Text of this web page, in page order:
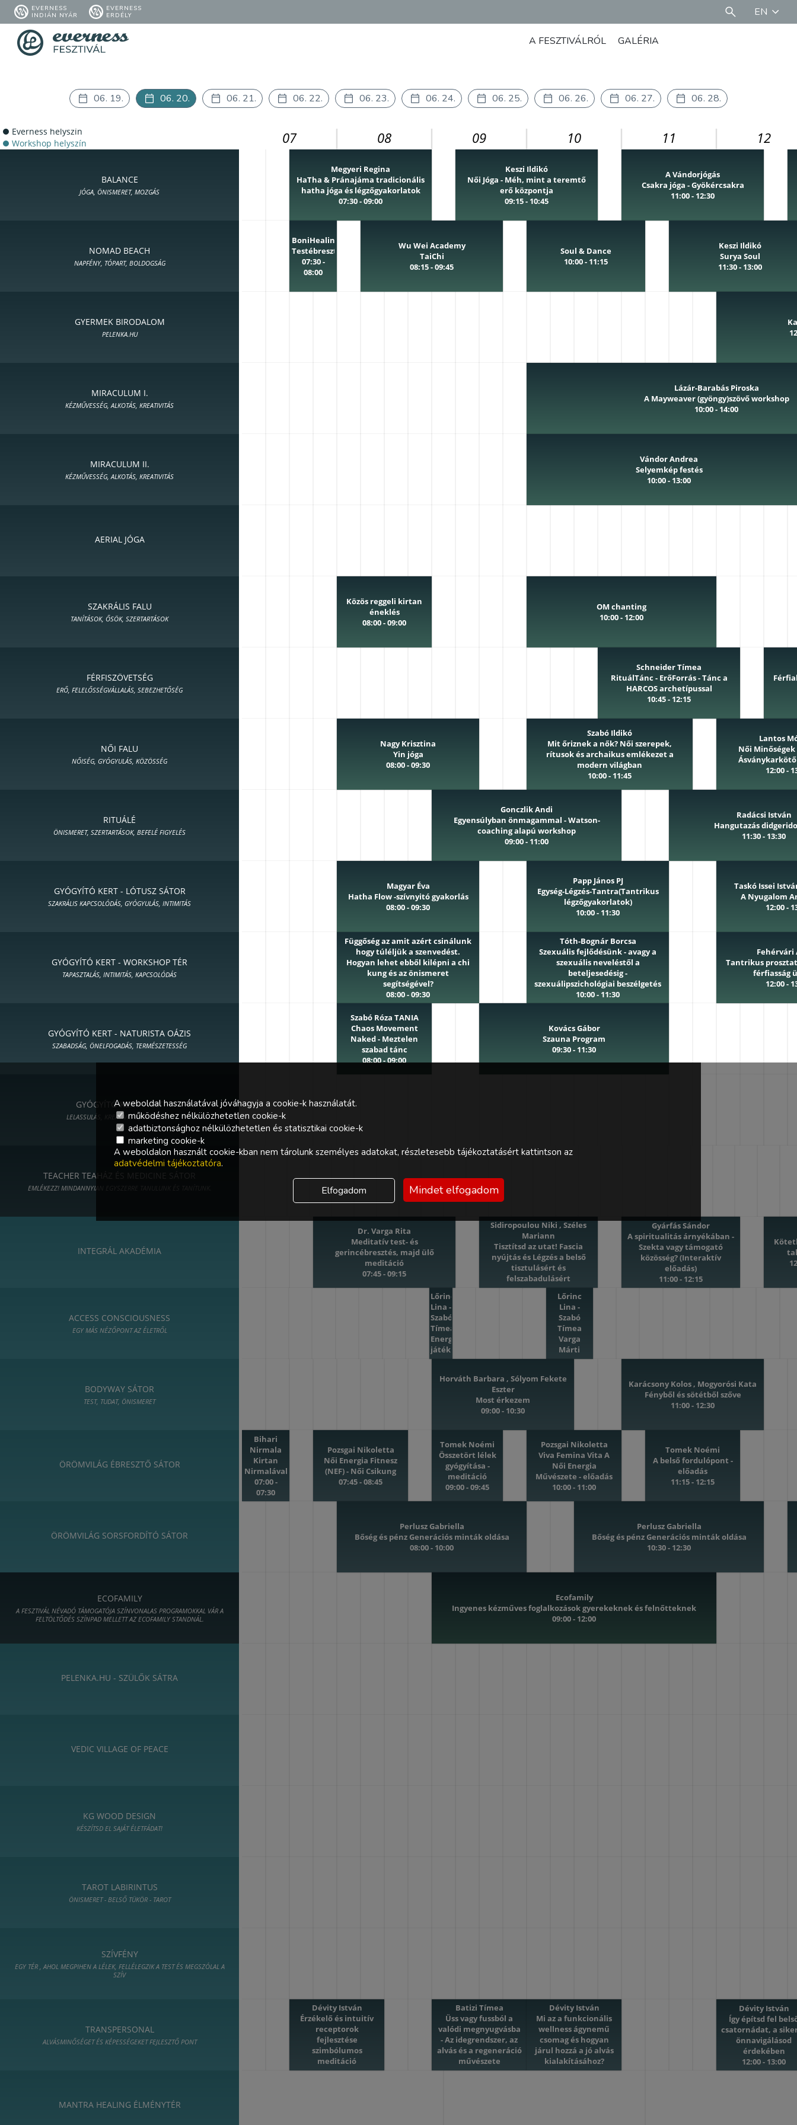
EVERNESS
INDIÁN NYÁR
EVERNESS
ERDÉLY
EN
A FESZTIVÁLRÓL GALÉRIA
06. 19. 06. 20. 06. 21. 06. 22. 06. 23. 06. 24. 06. 25. 06. 26. 06. 27. 06. 28.
Everness helyszín
Workshop helyszín
BALANCE
JÓGA, ÖNISMERET, MOZGÁS
NOMAD BEACH
NAPFÉNY, TÓPART, BOLDOGSÁG
GYERMEK BIRODALOM
PELENKA.HU
MIRACULUM I.
KÉZMŰVESSÉG, ALKOTÁS, KREATIVITÁS
MIRACULUM II.
KÉZMŰVESSÉG, ALKOTÁS, KREATIVITÁS
AERIAL JÓGA
SZAKRÁLIS FALU
TANÍTÁSOK, ŐSÖK, SZERTARTÁSOK
FÉRFISZÖVETSÉG
ERŐ, FELELŐSSÉGVÁLLALÁS, SEBEZHETŐSÉG
NŐI FALU
NŐISÉG, GYÓGYULÁS, KÖZÖSSÉG
RITUÁLÉ
ÖNISMERET, SZERTARTÁSOK, BEFELÉ FIGYELÉS
GYÓGYÍTÓ KERT - LÓTUSZ SÁTOR
SZAKRÁLIS KAPCSOLÓDÁS, GYÓGYULÁS, INTIMITÁS
GYÓGYÍTÓ KERT - WORKSHOP TÉR
TAPASZTALÁS, INTIMITÁS, KAPCSOLÓDÁS
GYÓGYÍTÓ KERT - NATURISTA OÁZIS
SZABADSÁG, ÖNELFOGADÁS, TERMÉSZETESSÉG
GYÓGYÍTÓ KERT - ART
LELASSULÁS, KREATIVITÁS, MŰVÉSZET
TEACHER TEAHÁZ ÉS MEDICINE SÁTOR
EMLÉKEZZ! MINDANNYIAN EGYSZERRE TANULUNK ÉS TANÍTUNK.
INTEGRÁL AKADÉMIA
ACCESS CONSCIOUSNESS
EGY MÁS NÉZŐPONT AZ ÉLETRŐL
BODYWAY SÁTOR
TEST, TUDAT, ÖNISMERET
ÖRÖMVILÁG ÉBRESZTŐ SÁTOR
ÖRÖMVILÁG SORSFORDÍTÓ SÁTOR
ECOFAMILY
A FESZTIVÁL NÉVADÓ TÁMOGATÓJA SZÍNVONALAS PROGRAMOKKAL VÁR A
FELTÖLTŐDÉS SZÍNPAD MELLETT AZ ECOFAMILY STANDNÁL.
PELENKA.HU - SZÜLŐK SÁTRA
VEDIC VILLAGE OF PEACE
KG WOOD DESIGN
KÉSZÍTSD EL SAJÁT ÉLETFÁDAT!
TAROT LABIRINTUS
ÖNISMERET - BELSŐ TÜKÖR - TAROT
SZÍVFÉNY
EGY TÉR , AHOL MEGPIHEN A LÉLEK, FELLÉLEGZIK A TEST ÉS MEGSZÓLAL A
SZÍV
TRANSPERSONAL
ALVÁSMINŐSÉGET ÉS KÉPESSÉGEKET FEJLESZTŐ PONT
MANTRA HEALING ÉLMÉNYTÉR
07 08 09 10 11 12
Megyeri Regina
HaTha & Pránajáma tradicionális
hatha jóga és légzőgyakorlatok
07:30 - 09:00
Keszi Ildikó
Női Jóga - Méh, mint a teremtő
erő központja
09:15 - 10:45
A Vándorjógás
Csakra jóga - Gyökércsakra
11:00 - 12:30
BoniHealing
Testébresztés
07:30 -
08:00
Wu Wei Academy
TaiChi
08:15 - 09:45
Soul & Dance
10:00 - 11:15
Keszi Ildikó
Surya Soul
11:30 - 13:00
Lázár-Barabás Piroska
A Mayweaver (gyöngy)szövő workshop
10:00 - 14:00
Vándor Andrea
Selyemkép festés
10:00 - 13:00
Közös reggeli kirtan
éneklés
08:00 - 09:00
OM chanting
10:00 - 12:00
Schneider Tímea
RituálTánc - ErőForrás - Tánc a
HARCOS archetípussal
10:45 - 12:15
Nagy Krisztina
Yin jóga
08:00 - 09:30
Szabó Ildikó
Mit őriznek a nők? Női szerepek,
rítusok és archaikus emlékezet a
modern világban
10:00 - 11:45
Lantos
Női
12:00 -
Gonczlik Andi
Egyensúlyban önmagammal - Watson-
coaching alapú workshop
09:00 - 11:00
Radácsi István
Hangutazás
11:30 - 13:30
Magyar Éva
Hatha Flow -szívnyitó gyakorlás
08:00 - 09:30
Papp János PJ
Egység-Légzés-Tantra(Tantrikus
légzőgyakorlatok)
10:00 - 11:30
Taskó Issei
A Nyugalom
12:00 -
Függőség az amit azért csinálunk
hogy túléljük a szenvedést.
Hogyan lehet ebből kilépni a chi
kung és az önismeret
segítségével?
08:00 - 09:30
Tóth-Bognár Borcsa
Szexuális fejlődésünk - avagy a
szexuális neveléstől a
beteljesedésig -
szexuálipszichológiai beszélgetés
10:00 - 11:30
Fehérvári
Tantrikus
férfiasság
12:00 -
Szabó Róza TANIA
Chaos Movement
Naked - Meztelen
szabad tánc
08:00 - 09:00
Kovács Gábor
Szauna Program
09:30 - 11:30
Dr. Varga Rita
Meditatív test- és
gerincébresztés, majd ülő
meditáció
07:45 - 09:15
Sidiropoulou Niki , Széles
Mariann
Tisztítsd az utat! Fascia
nyújtás és Légzés a belső
tisztulásért és
felszabadulásért
(Sajátélményű workshop)
09:30 - 10:45
Gyárfás Sándor
A spiritualitás árnyékában -
Szekta vagy támogató
közösség? (Interaktív
előadás)
11:00 - 12:15
Lőrinc
Lina -
Szabó
Tímea
Energia
játék
09:00
Lőrinc
Lina -
Szabó
Tímea
Varga
Márti
Varázslatos
Csoportos
Horváth Barbara , Sólyom Fekete
Eszter
Most érkezem
09:00 - 10:30
Karácsony Kolos , Mogyorósi Kata
Fényből és sötétből szőve
11:00 - 12:30
Bihari
Nirmala
Kirtan
Nirmalával
07:00 -
07:30
Pozsgai Nikoletta
Női Energia Fitnesz
(NEF) - Női Csikung
07:45 - 08:45
Tomek Noémi
Összetört lélek
gyógyítása -
meditáció
09:00 - 09:45
Pozsgai Nikoletta
Viva Femina Vita A
Női Energia
Művészete - előadás
10:00 - 11:00
Tomek Noémi
A belső fordulópont -
előadás
11:15 - 12:15
Perlusz Gabriella
Bőség és pénz Generációs minták oldása
08:00 - 10:00
Perlusz Gabriella
Bőség és pénz Generációs minták oldása
10:30 - 12:30
Ecofamily
Ingyenes kézműves foglalkozások gyerekeknek és felnőtteknek
09:00 - 12:00
Dévity István
Érzékelő és intuitív
receptorok
fejlesztése
szimbólumos
meditáció
07:30 - 08:30
Batizi Tímea
Üss vagy fussból a
valódi megnyugvásba
- Az idegrendszer, az
alvás és a regeneráció
művészete
09:00 - 10:00
Dévity István
Mi az a funkcionális
wellness ágynemű
csomag és hogyan
járul hozzá a jó alvás
kialakításához?
10:00 - 11:00
Dévity István
Így építsd fel
csatornádat, a
önnavigálásod
érdekében
12:00 - 13:00
A weboldal használatával jóváhagyja a cookie-k használatát.
működéshez nélkülözhetetlen cookie-k
adatbiztonsághoz nélkülözhetetlen és statisztikai cookie-k
marketing cookie-k
A weboldalon használt cookie-kban nem tárolunk személyes adatokat, részletesebb tájékoztatásért kattintson az
adatvédelmi tájékoztatóra.
Elfogadom Mindet elfogadom